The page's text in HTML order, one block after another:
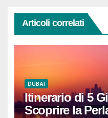
Articoli correlati
DUBAI
Itinerario di 5
Scoprire la